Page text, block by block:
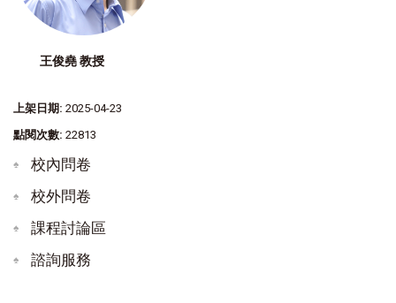
王俊堯 教授
上架日期: 2025-04-23
點閱次數: 22813
校內問卷
校外問卷
課程討論區
諮詢服務